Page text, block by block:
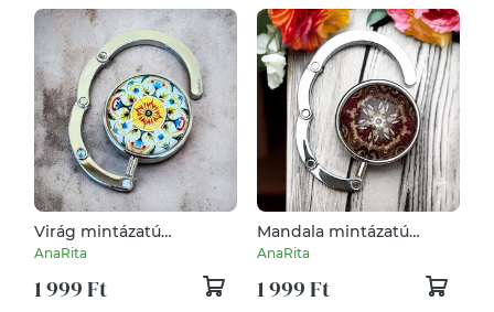
Virág mintázatú
Üveglencsés Táska
5666415
AnaRita
1 999 Ft
Mandala mintázatú
Üveglencsés Táska
AnaRita
1 999 Ft